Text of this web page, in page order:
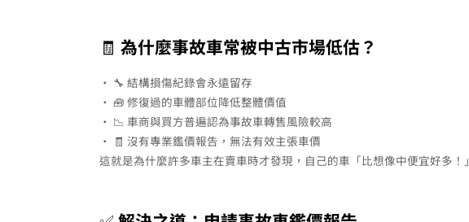
🧾 為什麼事故車常被中古市場低估？
• 🔧 結構損傷紀錄會永遠留存
• 🧰 修復過的車體部位降低整體價值
• 📉 車商與買方普遍認為事故車轉售風險較高
• 🧾 沒有專業鑑價報告，無法有效主張車價
這就是為什麼許多車主在賣車時才發現，自己的車「比想像中便宜好多！」